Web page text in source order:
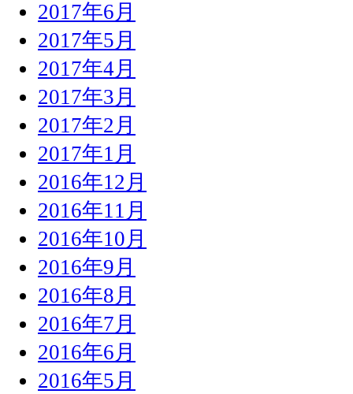
2017年6月
2017年5月
2017年4月
2017年3月
2017年2月
2017年1月
2016年12月
2016年11月
2016年10月
2016年9月
2016年8月
2016年7月
2016年6月
2016年5月